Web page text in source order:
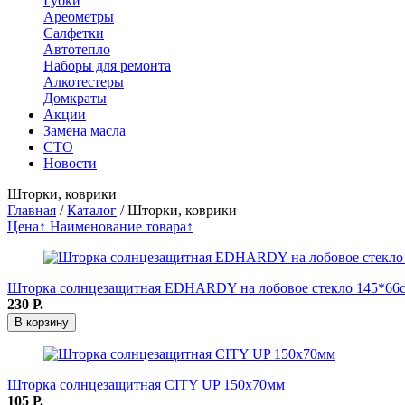
Ареометры
Салфетки
Автотепло
Наборы для ремонта
Алкотестеры
Домкраты
Акции
Замена масла
СТО
Новости
Шторки, коврики
Главная /Каталог /Шторки, коврики
Цена↑ Наименование товара↑
Шторка солнцезащитная EDHARDY на лобовое стекло
230 Р.
В корзину
Шторка солнцезащитная CITY UP 150х70мм
105 Р.